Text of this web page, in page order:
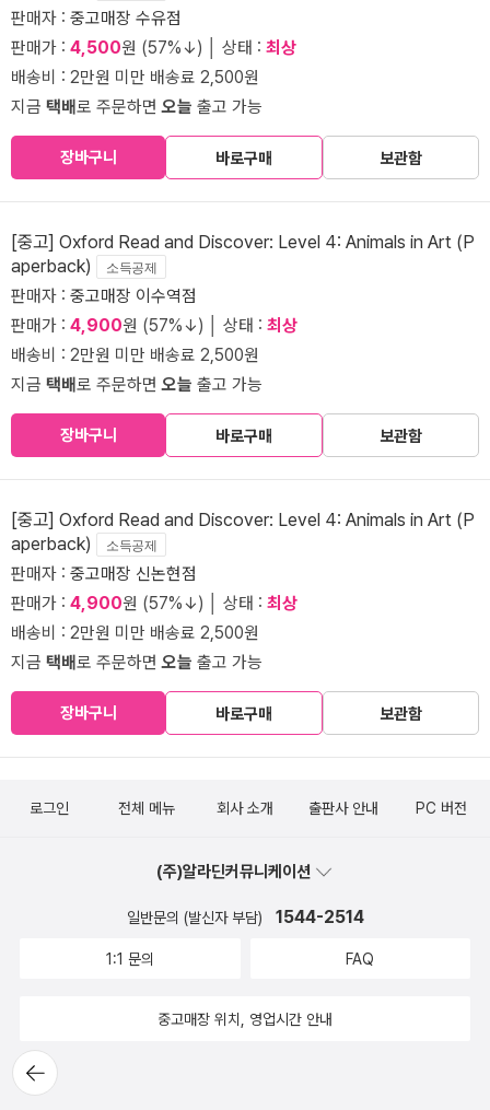
판매자 : 중고매장 수유점
판매가 : 4,500원 (57%↓) │ 상태 : 최상
배송비 : 2만원 미만 배송료 2,500원
지금 택배로 주문하면오늘 출고 가능
장바구니 바로구매 보관함
[중고] Oxford Read and Discover: Level 4: Animals in Art (P
aperback)
소득공제
판매자 : 중고매장 이수역점
판매가 : 4,900원 (57%↓) │ 상태 : 최상
배송비 : 2만원 미만 배송료 2,500원
지금 택배로 주문하면오늘 출고 가능
장바구니 바로구매 보관함
[중고] Oxford Read and Discover: Level 4: Animals in Art (P
aperback)
소득공제
판매자 : 중고매장 신논현점
판매가 : 4,900원 (57%↓) │ 상태 : 최상
배송비 : 2만원 미만 배송료 2,500원
지금 택배로 주문하면오늘 출고 가능
장바구니 바로구매 보관함
뒤로가
기
로그인 전체 메뉴 회사 소개 출판사 안내 PC 버전
(주)알라딘커뮤니케이션
일반문의 (발신자 부담) 1544-2514
1:1 문의 FAQ
중고매장 위치, 영업시간 안내